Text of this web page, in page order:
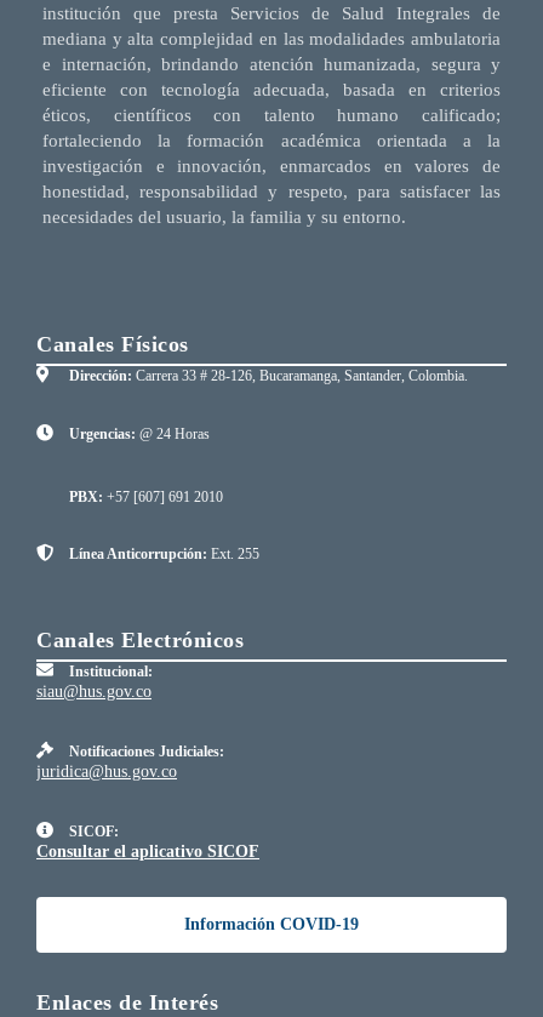
institución que presta Servicios de Salud Integrales de
mediana y alta complejidad en las modalidades ambulatoria
e internación, brindando atención humanizada, segura y
eficiente con tecnología adecuada, basada en criterios
éticos, científicos con talento humano calificado;
fortaleciendo la formación académica orientada a la
investigación e innovación, enmarcados en valores de
honestidad, responsabilidad y respeto, para satisfacer las
necesidades del usuario, la familia y su entorno.
Canales Físicos
Dirección: Carrera 33 # 28-126, Bucaramanga, Santander, Colombia.
Urgencias: @ 24 Horas
PBX: +57 [607] 691 2010
Línea Anticorrupción: Ext. 255
Canales Electrónicos
Institucional:
siau@hus.gov.co
Notificaciones Judiciales:
juridica@hus.gov.co
SICOF:
Consultar el aplicativo SICOF
Información COVID-19
Enlaces de Interés